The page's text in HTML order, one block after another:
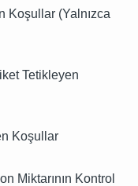
Koşullar (Yalnızca
Tetikleyen
Koşullar
Miktarının Kontrol